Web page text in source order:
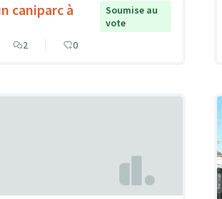
caniparc à
Soumise au
vote
2 0